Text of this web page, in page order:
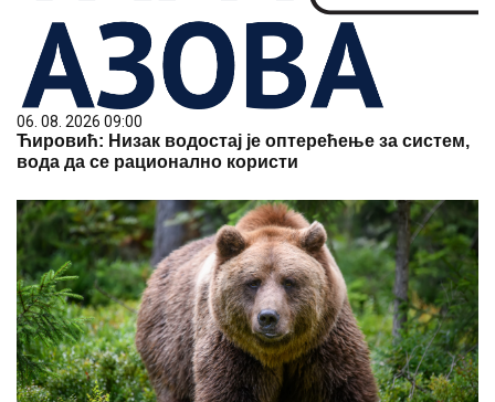
06. 08. 2026 09:00
Ћировић: Низак водостај је оптерећење за систем,
вода да се рационално користи